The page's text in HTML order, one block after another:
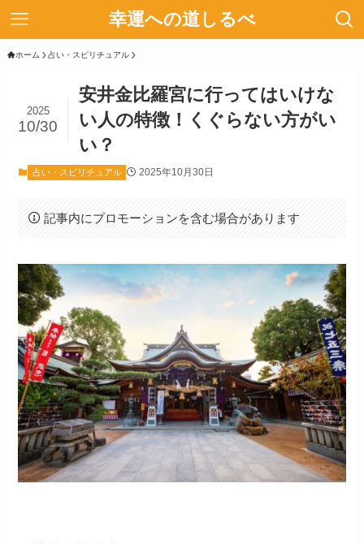
幸運への道しるべ
ホーム 占い・スピリチュアル
安井金比羅宮に行ってはいけな
い人の特徴！くぐらない方がい
い？
2025
10/30
占い・スピリチュアル 2025年10月30日
記事内にプロモーションを含む場合があります